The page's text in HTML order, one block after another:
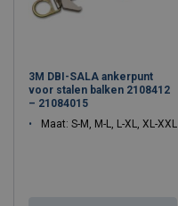
3M DBI-SALA ankerpunt
voor stalen balken 2108412
– 21084015
Maat: S-M, M-L, L-XL, XL-XXL